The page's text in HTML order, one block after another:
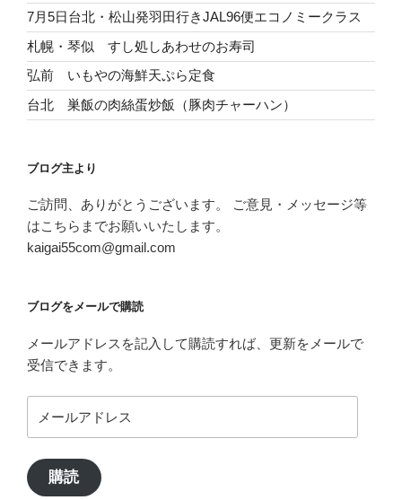
7月5日台北・松山発羽田行きJAL96便エコノミークラス
札幌・琴似 すし処しあわせのお寿司
弘前 いもやの海鮮天ぷら定食
台北 巣飯の肉絲蛋炒飯（豚肉チャーハン）
ブログ主より
ご訪問、ありがとうございます。 ご意見・メッセージ等
はこちらまでお願いいたします。
kaigai55com@gmail.com
ブログをメールで購読
メールアドレスを記入して購読すれば、更新をメールで
受信できます。
ー
ア
ド
購読